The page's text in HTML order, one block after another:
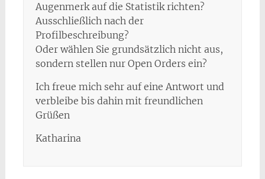
Augenmerk auf die Statistik richten?
Ausschließlich nach der
Profilbeschreibung?
Oder wählen Sie grundsätzlich nicht aus,
sondern stellen nur Open Orders ein?
Ich freue mich sehr auf eine Antwort und
verbleibe bis dahin mit freundlichen
Grüßen
Katharina